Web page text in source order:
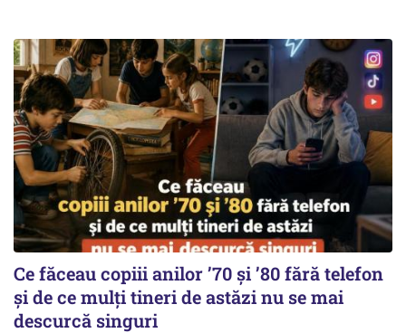
Ce făceau copiii anilor ’70 și ’80 fără telefon
și de ce mulți tineri de astăzi nu se mai
descurcă singuri